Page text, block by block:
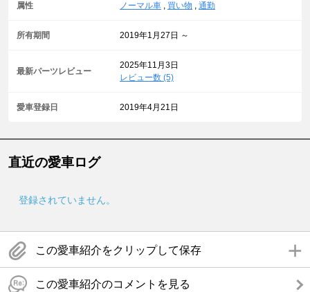
属性 ノーマル車 , 買い物 , 通勤
所有期間 2019年1月27日 ～
最新パーツレビュー
2025年11月3日
レビュー数 (5)
愛車登録日 2019年4月21日
直近の愛車ログ
登録されていません。
この愛車紹介をクリップして保存
この愛車紹介のコメントを見る